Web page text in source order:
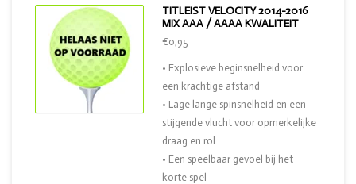
TITLEIST VELOCITY 2014-2016
MIX AAA / AAAA KWALITEIT
€0,95
• Explosieve beginsnelheid voor
een krachtige afstand
• Lage lange spinsnelheid en een
stijgende vlucht voor opmerkelijke
draag en rol
• Een speelbaar gevoel bij het
korte spel